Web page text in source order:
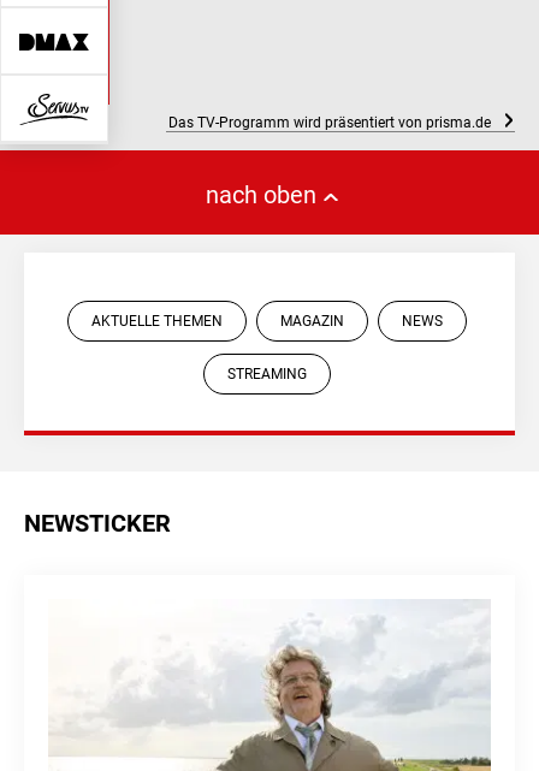
Das TV-Programm wird präsentiert von prisma.de
nach oben
AKTUELLE THEMEN MAGAZIN NEWS
STREAMING
NEWSTICKER